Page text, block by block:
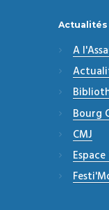
Actualités
A
Bourg
CMJ
Espace